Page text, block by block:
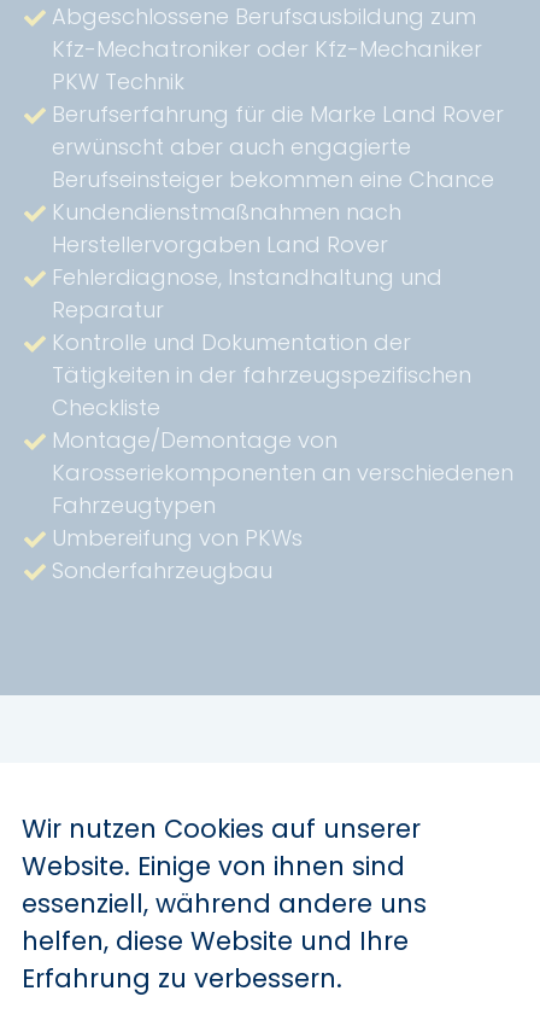
Abgeschlossene Berufsausbildung zum
Kfz-Mechatroniker oder Kfz-Mechaniker
PKW Technik
Berufserfahrung für die Marke Land Rover
erwünscht aber auch engagierte
Berufseinsteiger bekommen eine Chance
Kundendienstmaßnahmen nach
Herstellervorgaben Land Rover
Fehlerdiagnose, Instandhaltung und
Reparatur
Kontrolle und Dokumentation der
Tätigkeiten in der fahrzeugspezifischen
Checkliste
Montage/Demontage von
Karosseriekomponenten an verschiedenen
Fahrzeugtypen
Umbereifung von PKWs
Sonderfahrzeugbau
Wir bieten:
30 Tage Urlaub
Flexible Arbeitszeiten
Wir nutzen Cookies auf unserer
Website. Einige von ihnen sind
essenziell, während andere uns
helfen, diese Website und Ihre
Erfahrung zu verbessern.